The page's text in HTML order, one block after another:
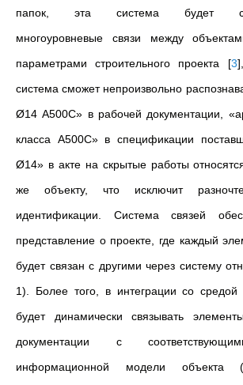
папок, эта система будет
многоуровневые связи между
параметрами строительного проекта [3]
система сможет непроизвольно
Ø14 А500С» в рабочей документации,
класса А500С» в спецификации
Ø14» в акте на скрытые работы
же объекту, что исключит
идентификации. Система связей
представление о проекте, где каждый
будет связан с другими через систему
1). Более того, в интеграции со средой
будет динамически связывать
документации с
информационной модели объекта